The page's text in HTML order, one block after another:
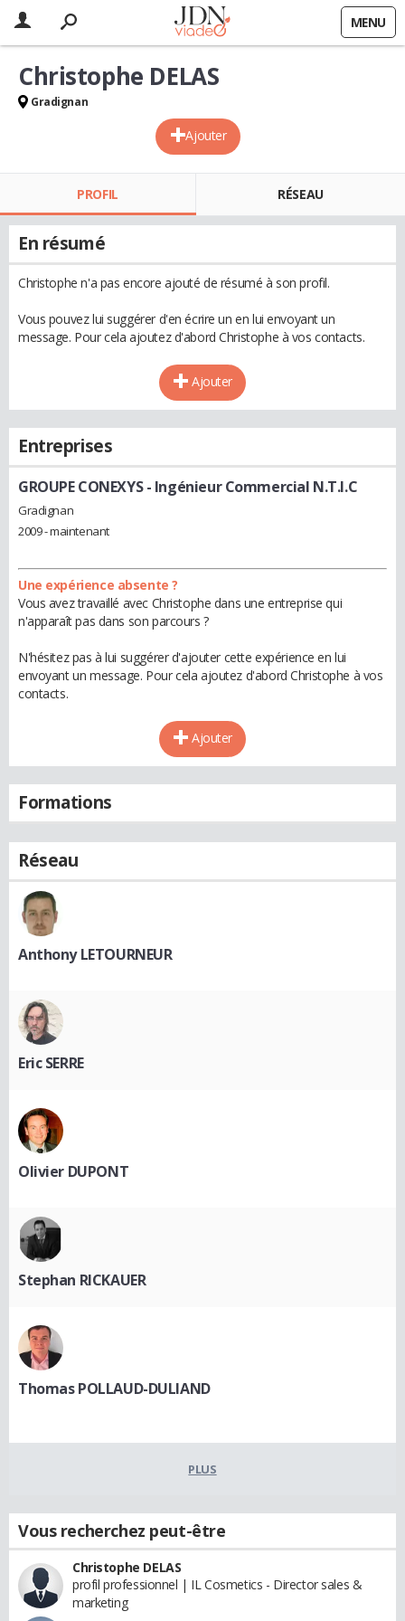
MENU
Ajouter
Christophe DELAS
Gradignan
PROFIL RÉSEAU
En résumé
Christophe n'a pas encore ajouté de résumé à son profil.
Vous pouvez lui suggérer d'en écrire un en lui envoyant un
message. Pour cela ajoutez d'abord Christophe à vos contacts.
Ajouter
Entreprises
GROUPE CONEXYS- Ingénieur Commercial N.T.I.C
Gradignan
2009 - maintenant
Une expérience absente ?
Vous avez travaillé avec Christophe dans une entreprise qui
n'apparaît pas dans son parcours ?
N'hésitez pas à lui suggérer d'ajouter cette expérience en lui
envoyant un message. Pour cela ajoutez d'abord Christophe à vos
contacts.
Ajouter
Formations
Réseau
Anthony LETOURNEUR
Eric SERRE
Olivier DUPONT
Stephan RICKAUER
Thomas POLLAUD-DULIAND
PLUS
Vous recherchez peut-être
Christophe DELAS
profil professionnel | IL Cosmetics - Director sales &
marketing